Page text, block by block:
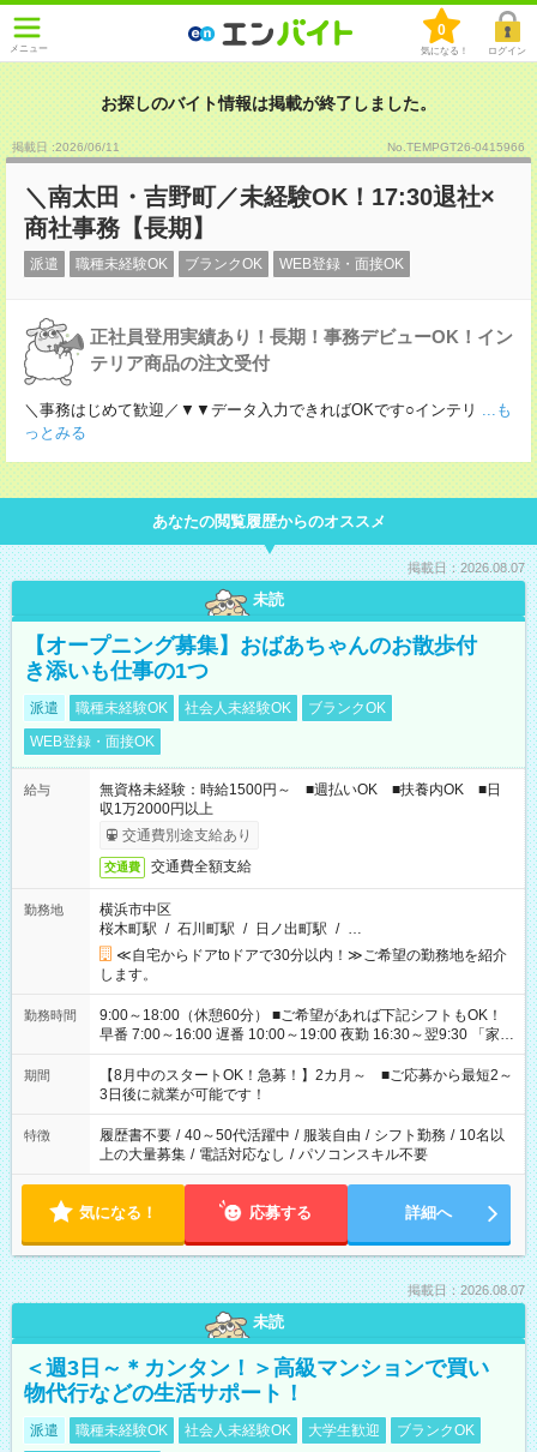
メニュー
0
気になる！ ログイン
お探しのバイト情報は掲載が終了しました。
掲載日 :2026/06/11 No.TEMPGT26-0415966
＼南太田・吉野町／未経験OK！17:30退社×
商社事務【長期】
派遣 職種未経験OK ブランクOK WEB登録・面接OK
正社員登用実績あり！長期！事務デビューOK！イン
テリア商品の注文受付
＼事務はじめて歓迎／▼▼データ入力できればOKです○インテリ ...も
っとみる
あなたの閲覧履歴からのオススメ
掲載日：2026.08.07
未読
【オープニング募集】おばあちゃんのお散歩付
き添いも仕事の1つ
派遣 職種未経験OK 社会人未経験OK
ブランクOK
WEB登録・面接OK
給与
無資格未経験：時給1500円～ ■週払いOK ■扶養内OK ■日
収1万2000円以上
交通費別途支給あり
交通費 交通費全額支給
勤務地
横浜市中区
桜木町駅 / 石川町駅 / 日ノ出町駅 / …
≪自宅からドアtoドアで30分以内！≫ご希望の勤務地を紹介
します。
勤務時間
9:00～18:00（休憩60分） ■ご希望があれば下記シフトもOK！
早番 7:00～16:00 遅番 10:00～19:00 夜勤 16:30～翌9:30 「家族
と休みを合わせたい」 「余裕を持って夕飯の準備がしたい」
「できれば残業はしたくない」 など、ご希望を教えてください
ね。 ※Wワーク希望の方へ 今ご覧のお仕事で希望する勤務時間
と、もう1つのお仕事の勤務時間。 合計で週40時間を超える場
合は応募できません。
期間
【8月中のスタートOK！急募！】2カ月～ ■ご応募から最短2～
3日後に就業が可能です！
特徴 履歴書不要 / 40～50代活躍中 / 服装自由 / シフト勤務 / 10名以
上の大量募集 / 電話対応なし / パソコンスキル不要
気になる！ 応募する 詳細へ
掲載日：2026.08.07
未読
＜週3日～＊カンタン！＞高級マンションで買い
物代行などの生活サポート！
派遣 職種未経験OK 社会人未経験OK 大学生歓迎
ブランクOK